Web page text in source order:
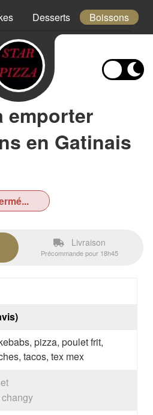
Desserts Boissons
emporter
en Gatinais
Livraison
Précommande pour 18h45
pizza, poulet frit,
tacos, tex mex